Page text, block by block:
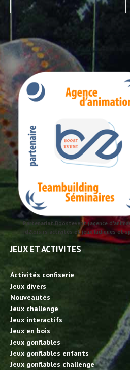
Partenariat Boostevent (agence
id2loisirs activités et jeux ludiques et
JEUX ET ACTIVITES
Activités confiserie
Jeux divers
Nouveautés
Jeux challenge
Jeux interactifs
Jeux en bois
Jeux gonflables
Jeux gonflables enfants
Jeux gonflables challenge